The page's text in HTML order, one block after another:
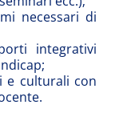
necessari di
integrativi
e culturali con